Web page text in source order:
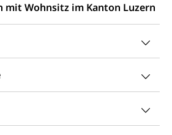
mit Wohnsitz im Kanton Luzern
technische Betriebe,